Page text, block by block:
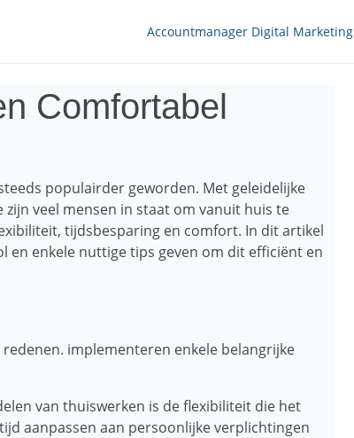
Accountmanager Digital Marketing
Comfortabel
populairder geworden. Met geleidelijke
veel mensen in staat om vanuit huis te
tijdsbesparing en comfort. In dit artikel
en enkele nuttige tips geven om dit efficiënt en
implementeren enkele belangrijke
van thuiswerken is de flexibiliteit die het
aanpassen aan persoonlijke verplichtingen